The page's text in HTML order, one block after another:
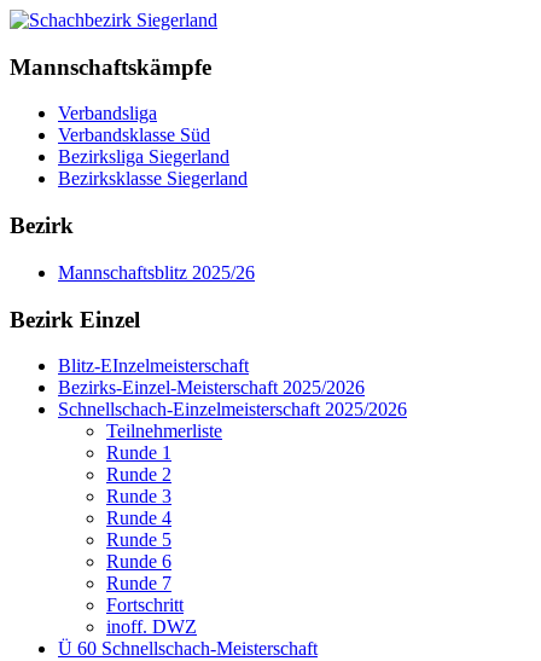
Mannschaftskämpfe
Verbandsliga
Verbandsklasse Süd
Bezirksliga Siegerland
Bezirksklasse Siegerland
Bezirk
Mannschaftsblitz 2025/26
Bezirk Einzel
Blitz-EInzelmeisterschaft
Bezirks-Einzel-Meisterschaft 2025/2026
Schnellschach-Einzelmeisterschaft 2025/2026
Teilnehmerliste
Runde 1
Runde 2
Runde 3
Runde 4
Runde 5
Runde 6
Runde 7
Fortschritt
inoff. DWZ
Ü 60 Schnellschach-Meisterschaft